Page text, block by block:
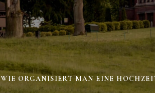
WIE ORGANISIERT MAN EINE